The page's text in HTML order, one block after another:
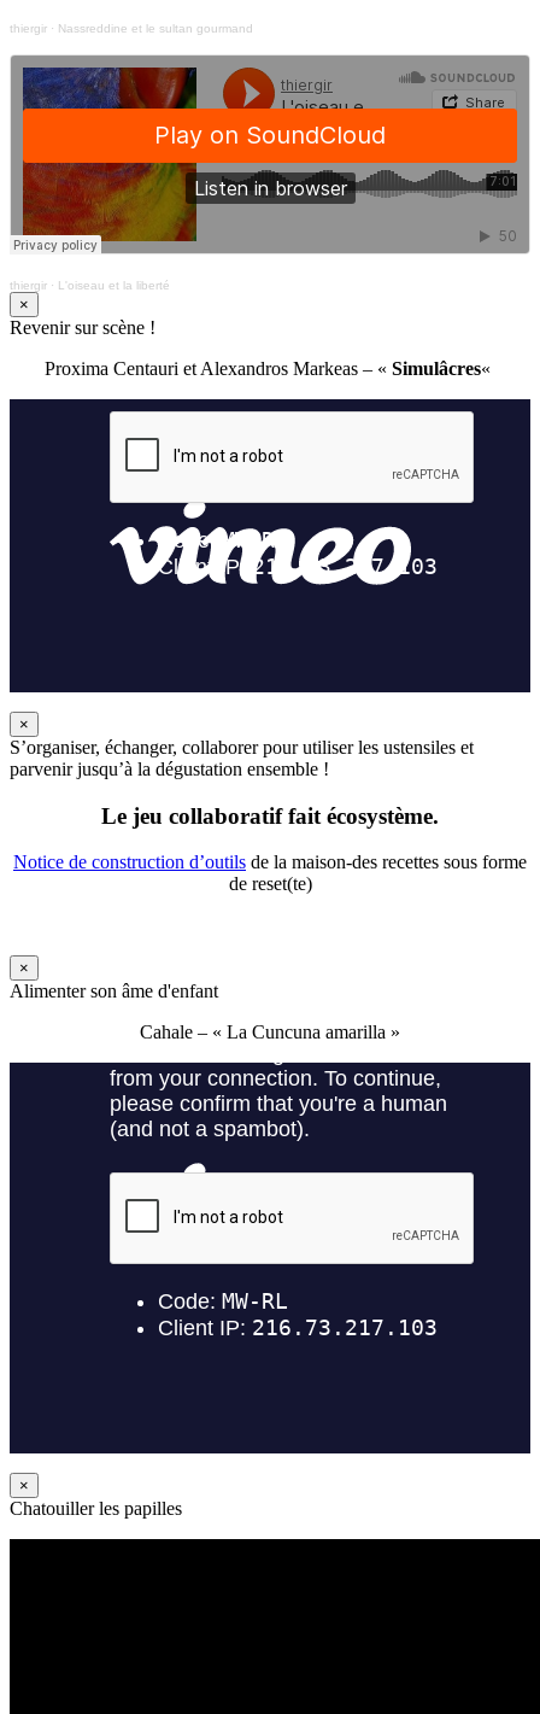
thiergir · Nassreddine et le sultan gourmand
thiergir · L'oiseau et la liberté
×
Revenir sur scène !
Proxima Centauri et Alexandros Markeas – « Simulâcres«
×
S’organiser, échanger, collaborer pour utiliser les ustensiles et
parvenir jusqu’à la dégustation ensemble !
Le jeu collaboratif fait écosystème.
Notice de construction d’outils de la maison-des recettes sous forme
de reset(te)
×
Alimenter son âme d'enfant
Cahale – « La Cuncuna amarilla »
×
Chatouiller les papilles